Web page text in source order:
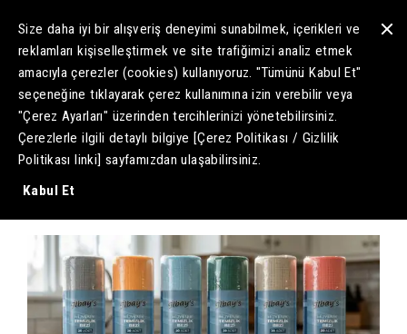
Size daha iyi bir alışveriş deneyimi sunabilmek, içerikleri ve
reklamları kişiselleştirmek ve site trafiğimizi analiz etmek
amacıyla çerezler (cookies) kullanıyoruz. "Tümünü Kabul Et"
seçeneğine tıklayarak çerez kullanımına izin verebilir veya
"Çerez Ayarları" üzerinden tercihlerinizi yönetebilirsiniz.
Çerezlerle ilgili detaylı bilgiye [Çerez Politikası / Gizlilik
Politikası linki] sayfamızdan ulaşabilirsiniz.
Kabul Et
Mikrofiber Bez